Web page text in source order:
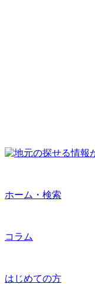
ホーム・検索
コラム
はじめての方